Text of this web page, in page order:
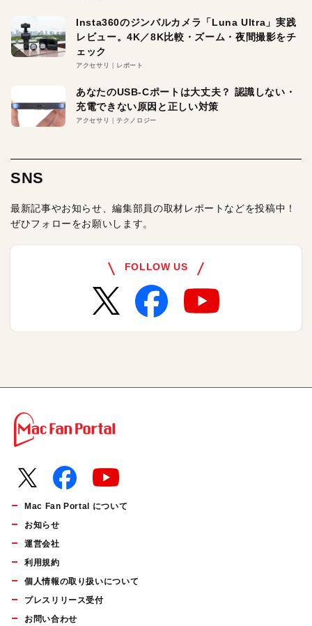
Insta360のジンバルカメラ「Luna Ultra」実践
レビュー。4K／8K比較・ズーム・夜間撮影をチ
ェック
アクセサリ レポート
あなたのUSB-Cポートは大丈夫？ 認識しない・
充電できない原因と正しい対策
アクセサリ テクノロジー
SNS
最新記事やお知らせ、編集部員の取材レポートなどを投稿中！
ぜひフォローをお願いします。
FOLLOW US
Mac Fan Portal について
お知らせ
運営会社
利用規約
個人情報の取り扱いについて
プレスリリース受付
お問い合わせ